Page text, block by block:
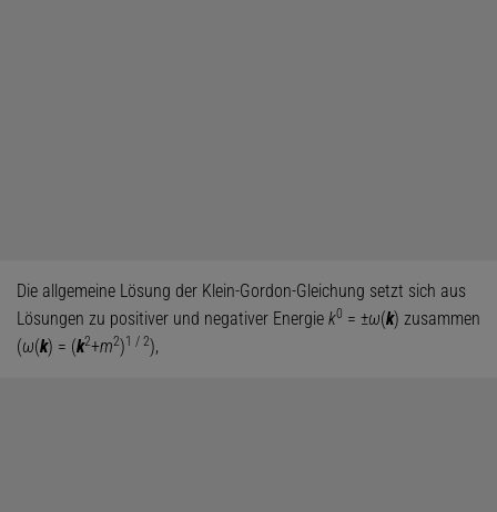
Die allgemeine Lösung der Klein-Gordon-Gleichung setzt sich aus
Lösungen zu positiver und negativer Energie k0 = ±ω(k) zusammen
(ω(k) = (k2+m2)1 / 2),